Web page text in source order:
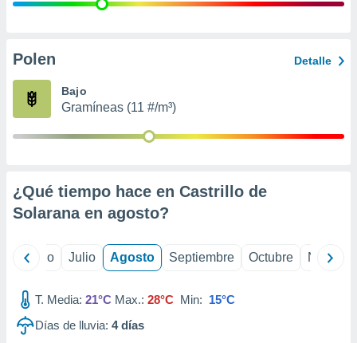
publicidad
de
Polen Detalle
Bajo
Gramíneas (11 #/m³)
¿Qué tiempo hace en Castrillo de
Solarana en agosto?
Junio Julio Agosto Septiembre Octubre
T. Media: 21°C Max.: 28°C Min: 15°C
Días de lluvia: 4días